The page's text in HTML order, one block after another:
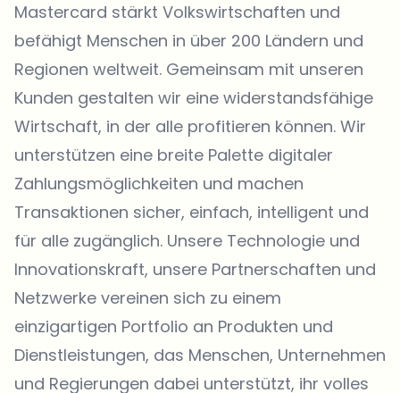
Mastercard stärkt Volkswirtschaften und
befähigt Menschen in über 200 Ländern und
Regionen weltweit. Gemeinsam mit unseren
Kunden gestalten wir eine widerstandsfähige
Wirtschaft, in der alle profitieren können. Wir
unterstützen eine breite Palette digitaler
Zahlungsmöglichkeiten und machen
Transaktionen sicher, einfach, intelligent und
für alle zugänglich. Unsere Technologie und
Innovationskraft, unsere Partnerschaften und
Netzwerke vereinen sich zu einem
einzigartigen Portfolio an Produkten und
Dienstleistungen, das Menschen, Unternehmen
und Regierungen dabei unterstützt, ihr volles